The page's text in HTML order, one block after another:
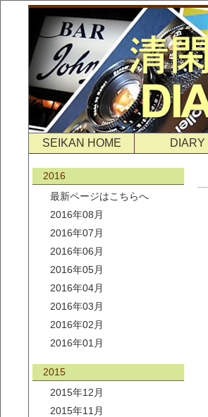
SEIKAN HOME DIARY
2016
最新ページはこちらへ
2016年08月
2016年07月
2016年06月
2016年05月
2016年04月
2016年03月
2016年02月
2016年01月
2015
2015年12月
2015年11月